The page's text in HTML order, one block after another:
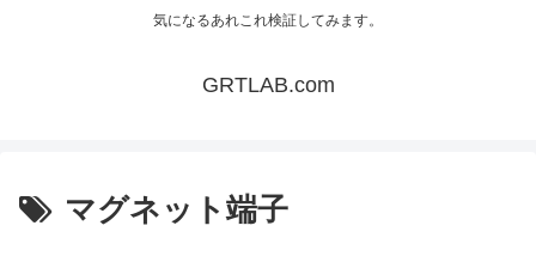
気になるあれこれ検証してみます。
GRTLAB.com
マグネット端子